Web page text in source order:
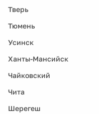
Тверь
Тюмень
Усинск
Ханты-Мансийск
Чайковский
Чита
Шерегеш